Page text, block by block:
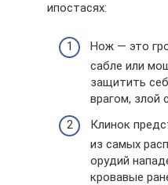
ипостасях:
Нож — это
сабле или
защитить
врагом, злой
Клинок
из самых
орудий
кровавые